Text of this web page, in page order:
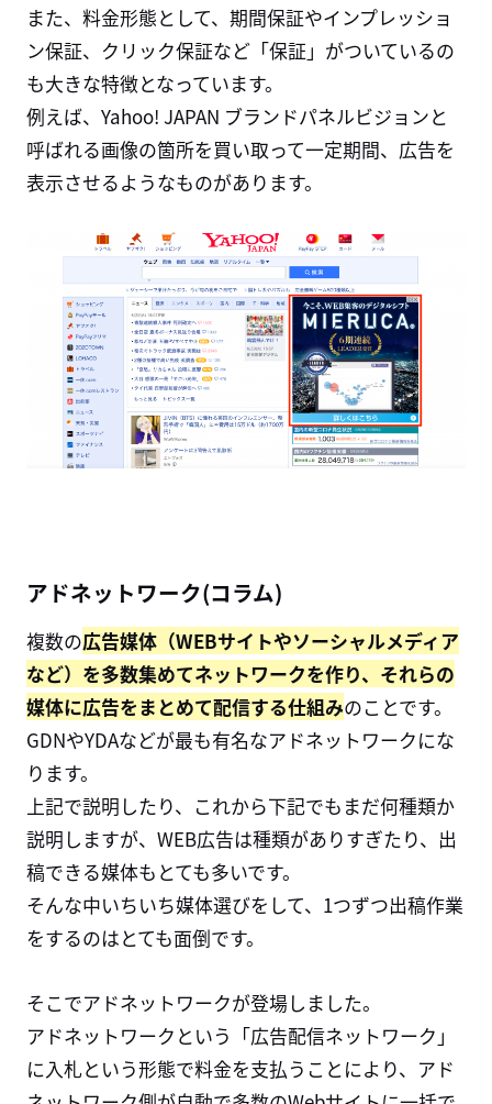
また、料金形態として、期間保証やインプレッショ
ン保証、クリック保証など「保証」がついているの
も大きな特徴となっています。
例えば、Yahoo! JAPAN ブランドパネルビジョンと
呼ばれる画像の箇所を買い取って一定期間、広告を
表示させるようなものがあります。
アドネットワーク(コラム)
複数の広告媒体（WEBサイトやソーシャルメディア
など）を多数集めてネットワークを作り、それらの
媒体に広告をまとめて配信する仕組みのことです。
GDNやYDAなどが最も有名なアドネットワークにな
ります。
上記で説明したり、これから下記でもまだ何種類か
説明しますが、WEB広告は種類がありすぎたり、出
稿できる媒体もとても多いです。
そんな中いちいち媒体選びをして、1つずつ出稿作業
をするのはとても面倒です。
そこでアドネットワークが登場しました。
アドネットワークという「広告配信ネットワーク」
に入札という形態で料金を支払うことにより、アド